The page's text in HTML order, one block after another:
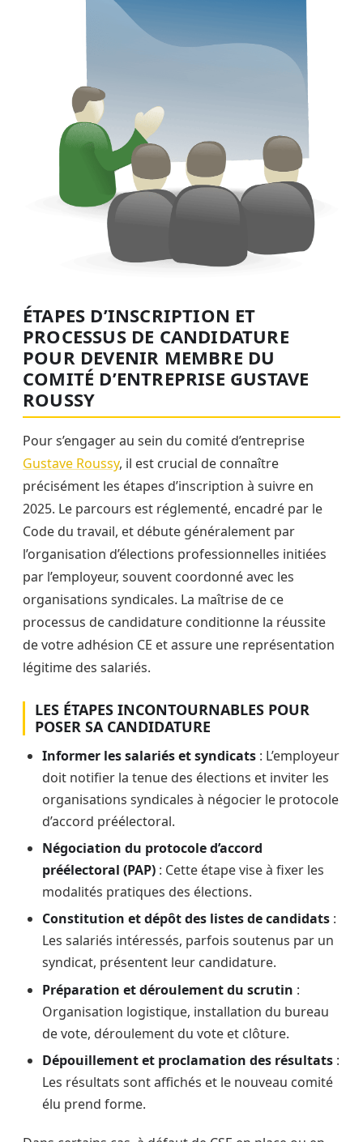
ÉTAPES D’INSCRIPTION ET
PROCESSUS DE CANDIDATURE
POUR DEVENIR MEMBRE DU
COMITÉ D’ENTREPRISE GUSTAVE
ROUSSY
Pour s’engager au sein du comité d’entreprise
Gustave Roussy, il est crucial de connaître
précisément les étapes d’inscription à suivre en
2025. Le parcours est réglementé, encadré par le
Code du travail, et débute généralement par
l’organisation d’élections professionnelles initiées
par l’employeur, souvent coordonné avec les
organisations syndicales. La maîtrise de ce
processus de candidature conditionne la réussite
de votre adhésion CE et assure une représentation
légitime des salariés.
LES ÉTAPES INCONTOURNABLES POUR
POSER SA CANDIDATURE
Informer les salariés et syndicats : L’employeur
doit notifier la tenue des élections et inviter les
organisations syndicales à négocier le protocole
d’accord préélectoral.
Négociation du protocole d’accord
préélectoral (PAP) : Cette étape vise à fixer les
modalités pratiques des élections.
Constitution et dépôt des listes de candidats :
Les salariés intéressés, parfois soutenus par un
syndicat, présentent leur candidature.
Préparation et déroulement du scrutin :
Organisation logistique, installation du bureau
de vote, déroulement du vote et clôture.
Dépouillement et proclamation des résultats :
Les résultats sont affichés et le nouveau comité
élu prend forme.